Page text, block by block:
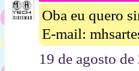
Oba eu quero
E-mail:
19 de agosto